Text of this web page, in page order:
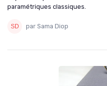
paramétriques classiques.
par Sama Diop